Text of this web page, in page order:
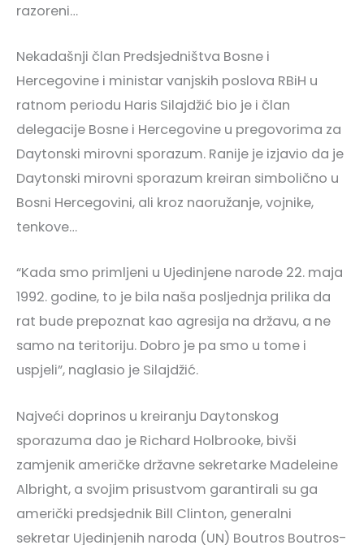
razoreni…
Nekadašnji član Predsjedništva Bosne i
Hercegovine i ministar vanjskih poslova RBiH u
ratnom periodu Haris Silajdžić bio je i član
delegacije Bosne i Hercegovine u pregovorima za
Daytonski mirovni sporazum. Ranije je izjavio da je
Daytonski mirovni sporazum kreiran simbolično u
Bosni Hercegovini, ali kroz naoružanje, vojnike,
tenkove…
“Kada smo primljeni u Ujedinjene narode 22. maja
1992. godine, to je bila naša posljednja prilika da
rat bude prepoznat kao agresija na državu, a ne
samo na teritoriju. Dobro je pa smo u tome i
uspjeli”, naglasio je Silajdžić.
Najveći doprinos u kreiranju Daytonskog
sporazuma dao je Richard Holbrooke, bivši
zamjenik američke državne sekretarke Madeleine
Albright, a svojim prisustvom garantirali su ga
američki predsjednik Bill Clinton, generalni
sekretar Ujedinjenih naroda (UN) Boutros Boutros-